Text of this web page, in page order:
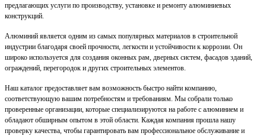
предлагающих услуги по производству, установке и ремонту алюминиевых
конструкций.
Алюминий является одним из самых популярных материалов в строительной
индустрии благодаря своей прочности, легкости и устойчивости к коррозии. Он
широко используется для создания оконных рам, дверных систем, фасадов зданий,
ограждений, перегородок и других строительных элементов.
Наш каталог предоставляет вам возможность быстро найти компанию,
соответствующую вашим потребностям и требованиям. Мы собрали только
проверенные организации, которые специализируются на работе с алюминием и
обладают обширным опытом в этой области. Каждая компания прошла нашу
проверку качества, чтобы гарантировать вам профессиональное обслуживание и